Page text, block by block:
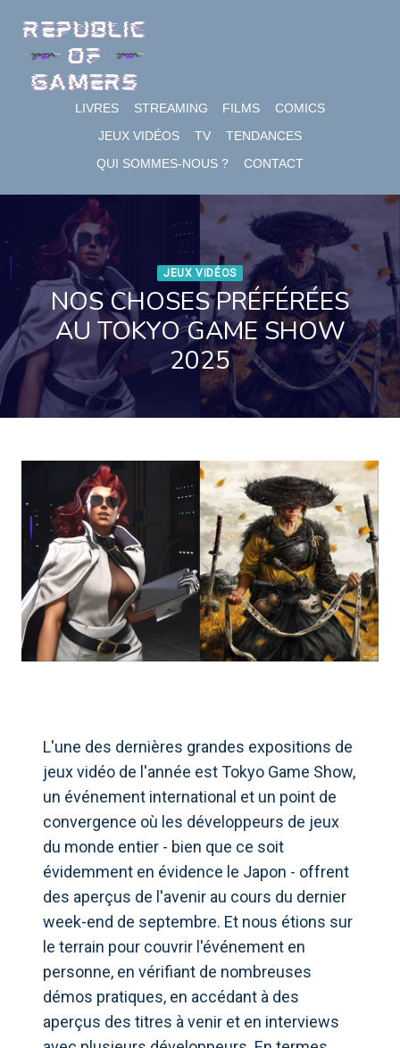
content
LIVRES STREAMING FILMS
COMICS
JEUX VIDÉOS
TV
TENDANCES
QUI SOMMES-NOUS ?
CONTACT
JEUX VIDÉOS
NOS CHOSES PRÉFÉRÉES
AU TOKYO GAME SHOW
2025
L'une des dernières grandes expositions de
jeux vidéo de l'année est Tokyo Game Show,
un événement international et un point de
convergence où les développeurs de jeux
du monde entier - bien que ce soit
évidemment en évidence le Japon - offrent
des aperçus de l'avenir au cours du dernier
week-end de septembre. Et nous étions sur
le terrain pour couvrir l'événement en
personne, en vérifiant de nombreuses
démos pratiques, en accédant à des
aperçus des titres à venir et en interviews